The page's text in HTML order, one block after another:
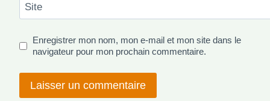
Site
Enregistrer mon nom, mon e-mail et mon site dans le
navigateur pour mon prochain commentaire.